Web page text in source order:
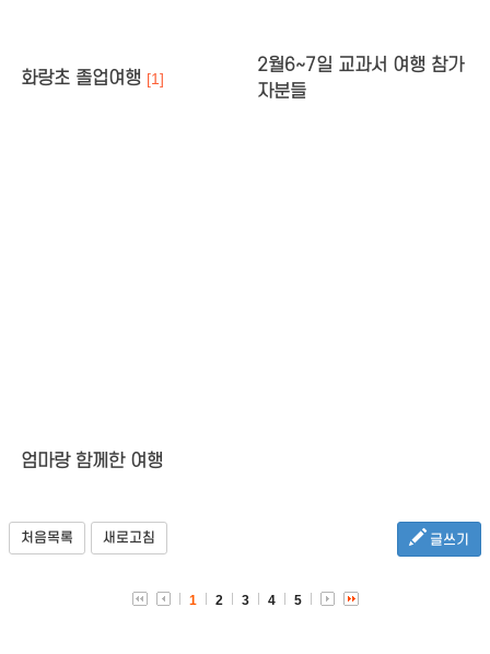
화랑초 졸업여행 [1]
2월6~7일 교과서 여행 참가
자분들
엄마랑 함께한 여행
처음목록 새로고침 글쓰기
1 2 3 4 5